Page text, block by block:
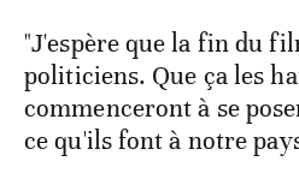
"J'espère que la fin du
politiciens. Que ça les
commenceront à se
ce qu'ils font à notre